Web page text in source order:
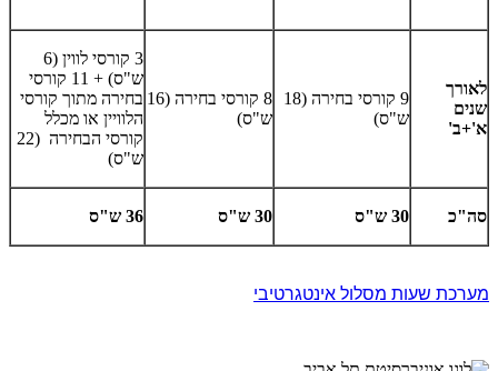
לאורך
שנים
א'+ב'
9 קורסי בחירה (18
ש"ס)
8 קורסי בחירה (16
ש"ס)
3 קורסי לווין (6
ש"ס) + 11 קורסי
בחירה מתוך קורסי
הלוויין או מכלל
קורסי הבחירה (22
ש"ס)
סה"כ 30 ש"ס 30 ש"ס 36 ש"ס
מערכת שעות מסלול אינטגרטיבי